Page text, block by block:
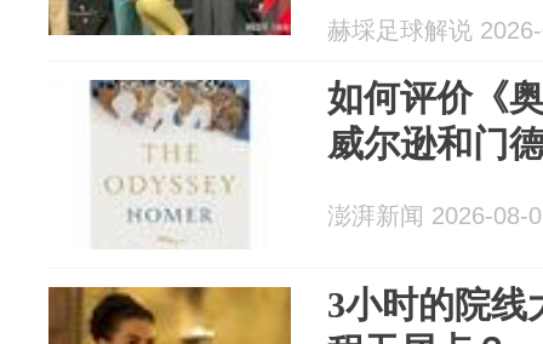
赫埰足球解说
如何评价《
威尔逊和门
澎湃新闻 2026-08-
3小时的院线